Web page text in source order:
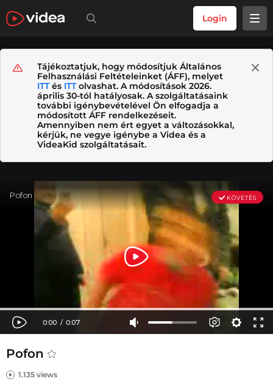
Login
Tájékoztatjuk, hogy módosítjuk Általános
Felhasználási Feltételeinket (ÁFF), melyet
ITTés ITTolvashat. A módosítások 2026.
április 30-tól hatályosak. A szolgáltatásaink
további igénybevételével Ön elfogadja a
módosított ÁFF rendelkezéseit.
Amennyiben nem ért egyet a változásokkal,
kérjük, ne vegye igénybe a Videa és a
VideaKid szolgáltatásait.
Pofon
1.135 views